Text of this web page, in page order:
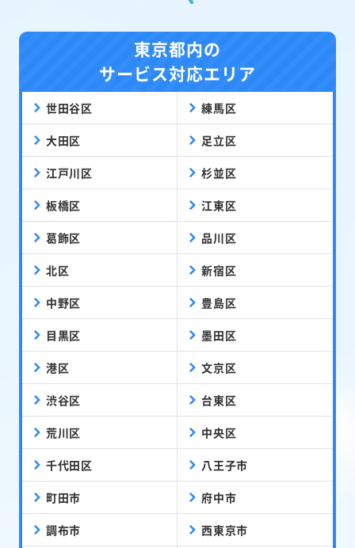
東京都内の
サービス対応エリア
世田谷区 練馬区
大田区 足立区
江戸川区 杉並区
板橋区 江東区
葛飾区 品川区
北区 新宿区
中野区 豊島区
目黒区 墨田区
港区 文京区
渋谷区 台東区
荒川区 中央区
千代田区 八王子市
町田市 府中市
調布市 西東京市